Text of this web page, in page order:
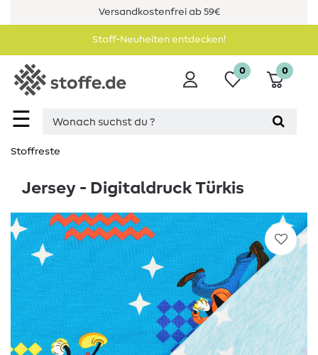
Versandkostenfrei ab 59€
Stoff-Neuheiten entdecken!
☰
0 0
Stoffreste
Jersey - Digitaldruck Türkis